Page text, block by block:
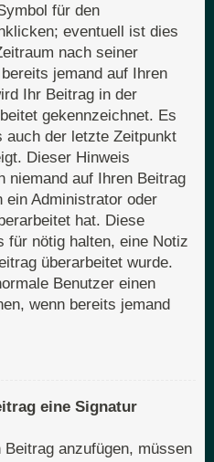
für den
eventuell ist dies
nach seiner
jemand auf Ihren
Ihr Beitrag in der
gekennzeichnet. Es
auch der letzte Zeitpunkt
Dieser Hinweis
niemand auf Ihren Beitrag
ein Administrator oder
hat. Diese
für nötig halten, eine Notiz
überarbeitet wurde.
Benutzer einen
wenn bereits jemand
eine Signatur
anzufügen, müssen